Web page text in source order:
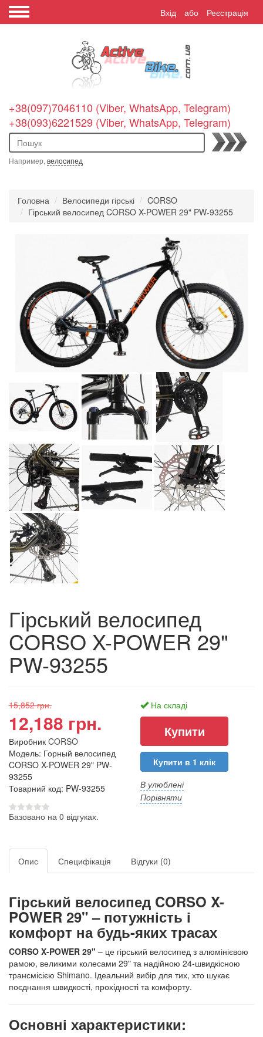
Вхід або Реєстрація
+38(097)7046110 (Viber, WhatsApp, Telegram)
+38(093)6221529 (Viber, WhatsApp, Telegram)
Пошук
Например, велосипед
Головна Велосипеди гірські
CORSO
Гірський велосипед CORSO X-POWER 29" PW-93255
Гірський велосипед
CORSO X-POWER 29"
PW-93255
15,852 грн.
12,188 грн.
Виробник CORSO
Модель: Горный велосипед
CORSO X-POWER 29" PW-
93255
Товарний код: PW-93255
Базовано на 0 відгуках.
На складі
Купити в 1 клік
В улюблені
Порівняти
Опис Специфікація Відгуки (0)
Гірський велосипед CORSO X-
POWER 29" – потужність і
комфорт на будь-яких трасах
CORSO X-POWER 29" – це гірський велосипед з алюмінієвою
рамою, великими колесами 29" та надійною 24-швидкісною
трансмісією Shimano. Ідеальний вибір для тих, хто шукає
поєднання швидкості, прохідності та комфорту.
Основні характеристики: